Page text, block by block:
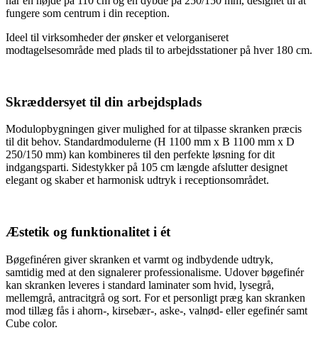
fungere som centrum i din reception.
Ideel til virksomheder der ønsker et velorganiseret
modtagelsesområde med plads til to arbejdsstationer på hver 180 cm.
Skræddersyet til din arbejdsplads
Modulopbygningen giver mulighed for at tilpasse skranken præcis
til dit behov. Standardmodulerne (H 1100 mm x B 1100 mm x D
250/150 mm) kan kombineres til den perfekte løsning for dit
indgangsparti. Sidestykker på 105 cm længde afslutter designet
elegant og skaber et harmonisk udtryk i receptionsområdet.
Æstetik og funktionalitet i ét
Bøgefinéren giver skranken et varmt og indbydende udtryk,
samtidig med at den signalerer professionalisme. Udover bøgefinér
kan skranken leveres i standard laminater som hvid, lysegrå,
mellemgrå, antracitgrå og sort. For et personligt præg kan skranken
mod tillæg fås i ahorn-, kirsebær-, aske-, valnød- eller egefinér samt
Cube color.